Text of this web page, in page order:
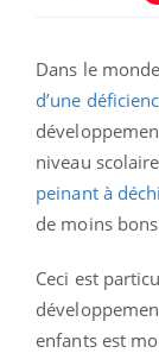
Dans le
d’une
niveau
peinant à
de moins
Ceci est
enfants est